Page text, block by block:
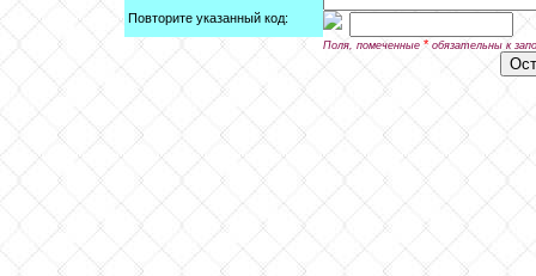
Повторите указанный код:
Поля, помеченные * обязательны к